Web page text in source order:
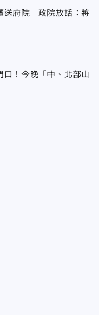
送府院 政院放話：將
口！今晚「中、北部山